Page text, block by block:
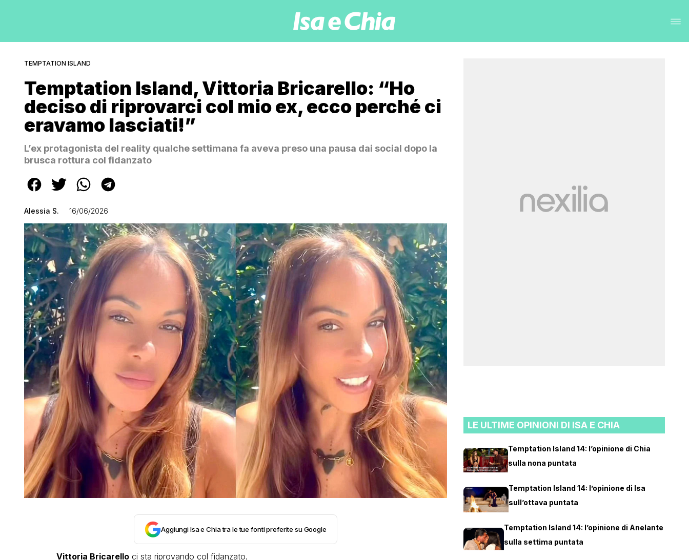
TEMPTATION ISLAND
Temptation Island, Vittoria Bricarello: “Ho
deciso di riprovarci col mio ex, ecco perché ci
eravamo lasciati!”
L’ex protagonista del reality qualche settimana fa aveva preso una pausa dai social dopo la
brusca rottura col fidanzato
Alessia S. 16/06/2026
Aggiungi Isa e Chia tra le tue fonti preferite su Google
Vittoria Bricarelloci sta riprovando col fidanzato.
LE ULTIME OPINIONI DI ISA E CHIA
Temptation Island 14: l’opinione di Chia
sulla nona puntata
Temptation Island 14: l’opinione di Isa
sull’ottava puntata
Temptation Island 14: l’opinione di Anelante
sulla settima puntata